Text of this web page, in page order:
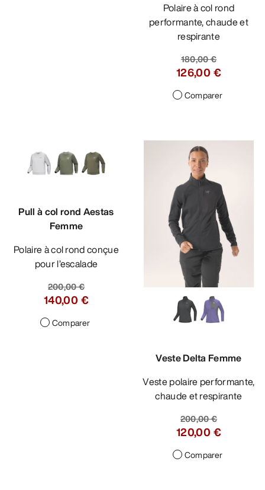
Polaire à col rond
performante, chaude et
respirante
180,00 €
126,00 €
Comparer
Pull à col rond Aestas
Femme
Polaire à col rond conçue
pour l’escalade
200,00 €
140,00 €
Comparer
Veste Delta Femme
Veste polaire performante,
chaude et respirante
200,00 €
120,00 €
Comparer